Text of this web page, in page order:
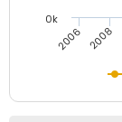
2006 2008
0k